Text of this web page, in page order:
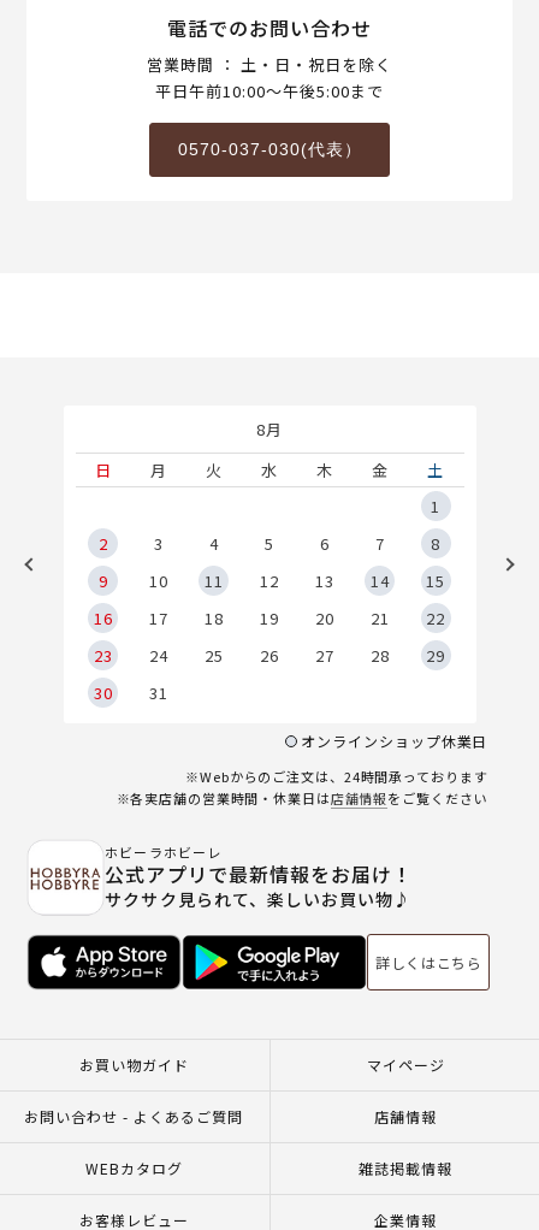
電話でのお問い合わせ
営業時間 ： 土・日・祝日を除く
平日午前10:00～午後5:00まで
0570-037-030(代表）
8月
日
月 火 水 木 金
土
1
2
3 4 5 6 7
8
9
10 11 12 13 14
15
16
17 18 19 20 21
22
23
24 25 26 27 28
29
30
31
オンラインショップ休業日
※Webからのご注文は、24時間承っております
※各実店舗の営業時間・休業日は店舗情報をご覧ください
ホビーラホビーレ
公式アプリで最新情報をお届け！
サクサク見られて、楽しいお買い物♪
詳しくはこちら
お買い物ガイド マイページ
お問い合わせ - よくあるご質問 店舗情報
WEBカタログ 雑誌掲載情報
お客様レビュー 企業情報